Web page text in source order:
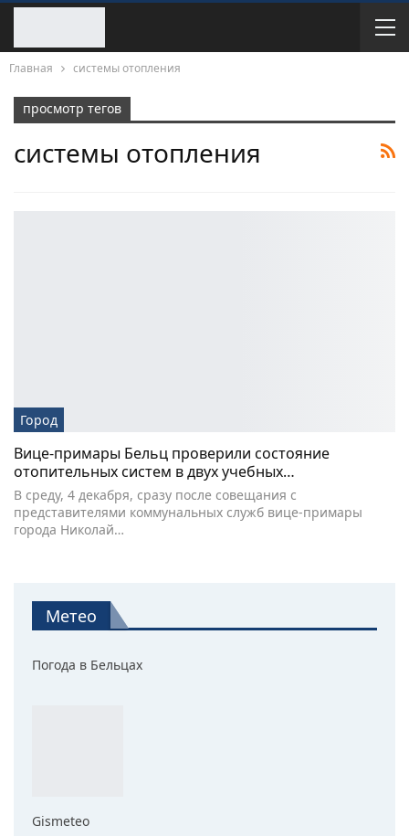
Главная системы отопления
просмотр тегов
системы отопления
Город
Вице-примары Бельц проверили состояние
отопительных систем в двух учебных…
В среду, 4 декабря, сразу после совещания с
представителями коммунальных служб вице-примары
города Николай…
Метео
Погода в Бельцах
Gismeteo